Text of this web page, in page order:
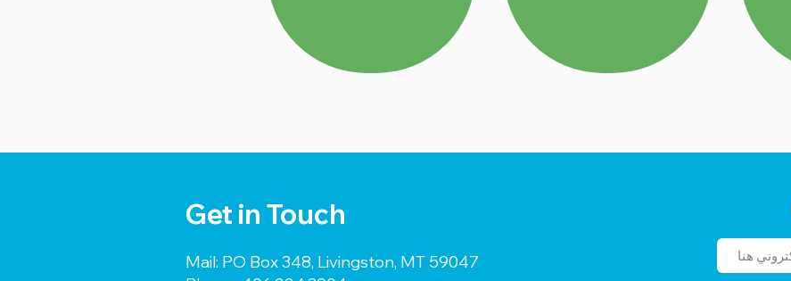
Get in Touch
Mail: PO Box 348, Livingston, MT 59047